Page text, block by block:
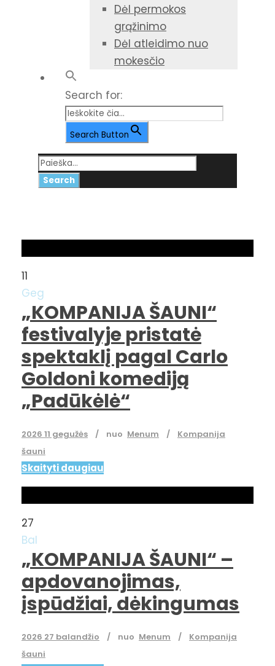
Dėl permokos
grąžinimo
Dėl atleidimo nuo
mokesčio
Search for:
Search Button
11
Geg
„KOMPANIJA ŠAUNI“
festivalyje pristatė
spektaklį pagal Carlo
Goldoni komediją
„Padūkėlė“
2026 11 gegužės nuo Menum
Kompanija
šauni
Skaityti daugiau
27
Bal
„KOMPANIJA ŠAUNI“ –
apdovanojimas,
įspūdžiai, dėkingumas
2026 27 balandžio nuo Menum
Kompanija
šauni